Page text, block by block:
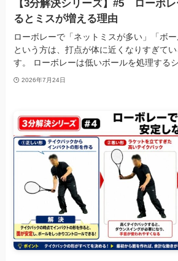
【3分解決シリーズ】#5 ローボ
るとミスが増える理由
ローボレーで「ネットミスが多い」「ボー
という方は、打点が体に近くなりすぎて
す。 ローボレーは低いボールを処理する
2026年7月24日